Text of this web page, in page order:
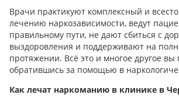
Врачи практикуют комплексный и
лечению наркозависимости, ведут
правильному пути, не дают сбиться с
выздоровления и поддерживают на
протяжении. Всё это и многое другое вы
обратившись за помощью в
Как лечат наркоманию в клинике в